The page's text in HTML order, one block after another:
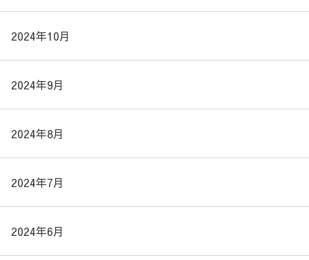
2024年10月
2024年9月
2024年8月
2024年7月
2024年6月